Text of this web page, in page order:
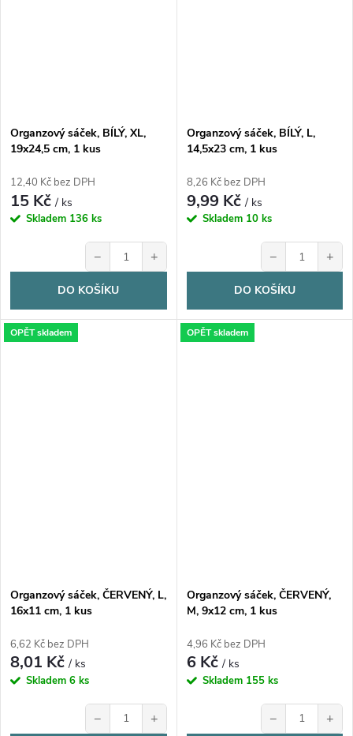
Organzový sáček, BÍLÝ, XL,
19x24,5 cm, 1 kus
12,40 Kč bez DPH
15 Kč/ ks
Skladem 136 ks
− +
DO KOŠÍKU
Organzový sáček, BÍLÝ, L,
14,5x23 cm, 1 kus
8,26 Kč bez DPH
9,99 Kč/ ks
Skladem 10 ks
− +
DO KOŠÍKU
OPĚT skladem
Organzový sáček, ČERVENÝ, L,
16x11 cm, 1 kus
6,62 Kč bez DPH
8,01 Kč/ ks
Skladem 6 ks
− +
OPĚT skladem
Organzový sáček, ČERVENÝ,
M, 9x12 cm, 1 kus
4,96 Kč bez DPH
6 Kč/ ks
Skladem 155 ks
− +